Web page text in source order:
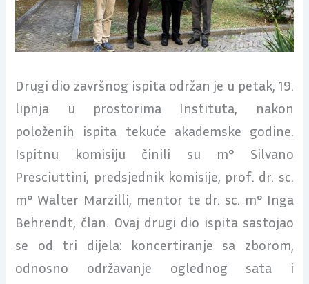
Drugi dio završnog ispita održan je u petak, 19.
lipnja u prostorima Instituta, nakon
položenih ispita tekuće akademske godine.
Ispitnu komisiju činili su m° Silvano
Presciuttini, predsjednik komisije, prof. dr. sc.
m° Walter Marzilli, mentor te dr. sc. m° Inga
Behrendt, član. Ovaj drugi dio ispita sastojao
se od tri dijela: koncertiranje sa zborom,
odnosno održavanje oglednog sata i